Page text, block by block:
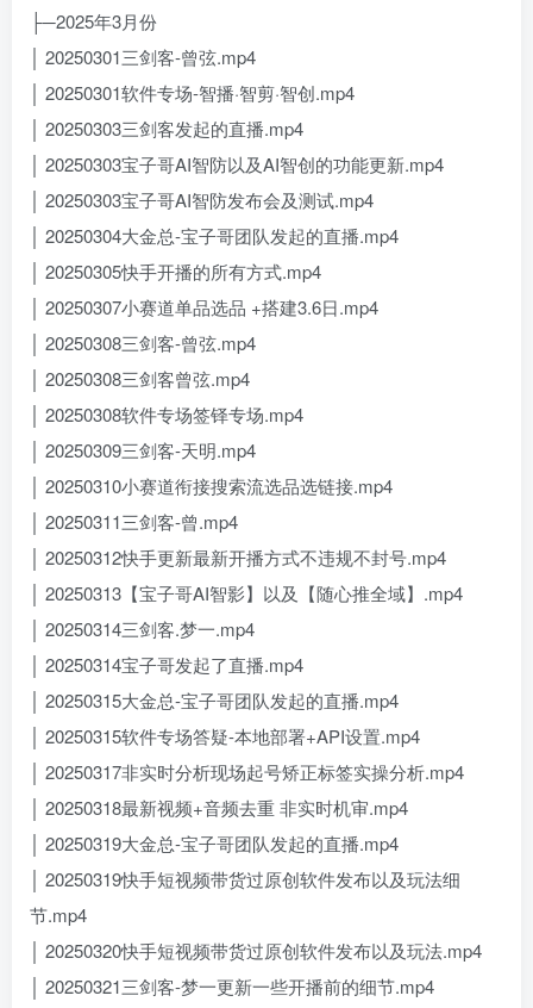
├─2025年3月份
│ 20250301三剑客-曾弦.mp4
│ 20250301软件专场-智播·智剪·智创.mp4
│ 20250303三剑客发起的直播.mp4
│ 20250303宝子哥AI智防以及AI智创的功能更新.mp4
│ 20250303宝子哥AI智防发布会及测试.mp4
│ 20250304大金总-宝子哥团队发起的直播.mp4
│ 20250305快手开播的所有方式.mp4
│ 20250307小赛道单品选品 +搭建3.6日.mp4
│ 20250308三剑客-曾弦.mp4
│ 20250308三剑客曾弦.mp4
│ 20250308软件专场签铎专场.mp4
│ 20250309三剑客-天明.mp4
│ 20250310小赛道衔接搜索流选品选链接.mp4
│ 20250311三剑客-曾.mp4
│ 20250312快手更新最新开播方式不违规不封号.mp4
│ 20250313【宝子哥AI智影】以及【随心推全域】.mp4
│ 20250314三剑客.梦一.mp4
│ 20250314宝子哥发起了直播.mp4
│ 20250315大金总-宝子哥团队发起的直播.mp4
│ 20250315软件专场答疑-本地部署+API设置.mp4
│ 20250317非实时分析现场起号矫正标签实操分析.mp4
│ 20250318最新视频+音频去重 非实时机审.mp4
│ 20250319大金总-宝子哥团队发起的直播.mp4
│ 20250319快手短视频带货过原创软件发布以及玩法细
节.mp4
│ 20250320快手短视频带货过原创软件发布以及玩法.mp4
│ 20250321三剑客-梦一更新一些开播前的细节.mp4